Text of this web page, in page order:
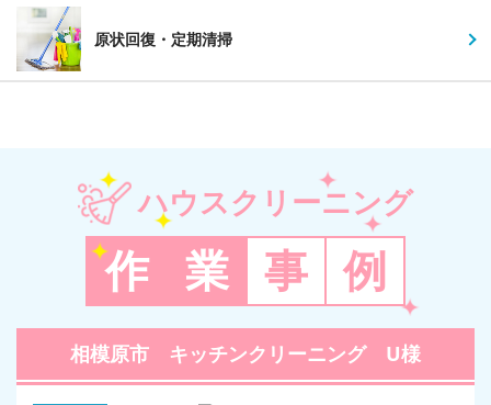
原状回復・定期清掃
ハウスクリーニング
作 業 事 例
相模原市 キッチンクリーニング U様